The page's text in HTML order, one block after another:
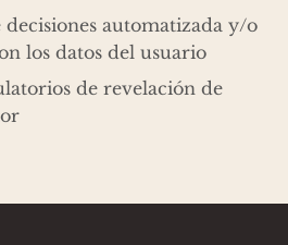
automatizada y/o
los datos del usuario
de revelación de